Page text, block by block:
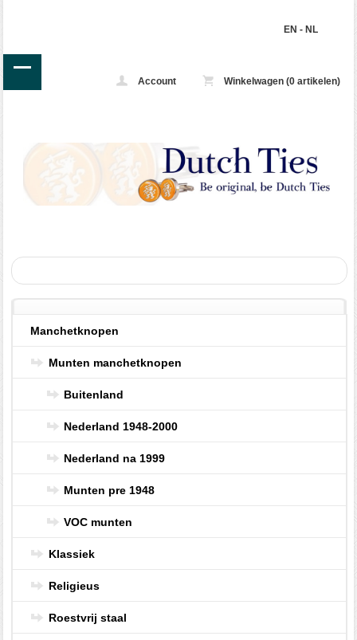
EN - NL
Account Winkelwagen (0 artikelen)
Manchetknopen
Munten manchetknopen
Buitenland
Nederland 1948-2000
Nederland na 1999
Munten pre 1948
VOC munten
Klassiek
Religieus
Roestvrij staal